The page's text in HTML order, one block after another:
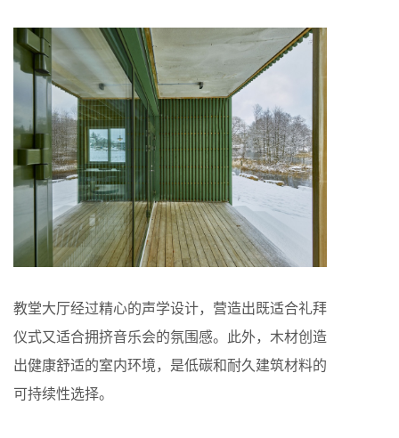
教堂大厅经过精心的声学设计，营造出既适合礼拜
仪式又适合拥挤音乐会的氛围感。此外，木材创造
出健康舒适的室内环境，是低碳和耐久建筑材料的
可持续性选择。